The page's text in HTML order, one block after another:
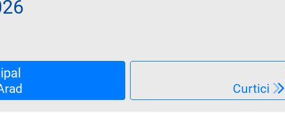
emite obligatoriu și automat cu tichetul de rezervare inclus în preț)
Curtici